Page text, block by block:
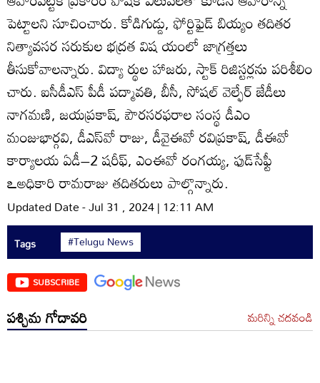
పెట్టాలని సూచించారు. కోడిగుడ్డు, ఫోర్టిఫైడ్‌ బియ్యం తదితర
నిత్యావసర సరుకుల భద్రత విష యంలో జాగ్రత్తలు
తీసుకోవాలన్నారు. విద్యా ర్థుల హాజరు, స్టాక్‌ రిజిస్టర్లను పరిశీలిం
చారు. ఐసీడీఎస్‌ పీడీ పద్మావతి, బీసీ, సోషల్‌ వెల్ఫేర్‌ జేడీలు
నాగమణి, జయప్రకాష్‌, పౌరసరఫరాల సంస్థ డీఎం
మంజుభార్గవి, డీఎస్‌వో రాజు, డీవైఈవో రవిప్రకాష్‌, డీఈవో
కార్యాలయ ఏడీ–2 షరీఫ్‌, ఎంఈవో రంగయ్య, ఫుడ్‌సేఫ్టీ
ఽఅధికారి రామరాజు తదితరులు పాల్గొన్నారు.
Updated Date - Jul 31 , 2024 | 12:11 AM
Tags #Telugu News
SUBSCRIBE
పశ్చిమ గోదావరి మరిన్ని చదవండి